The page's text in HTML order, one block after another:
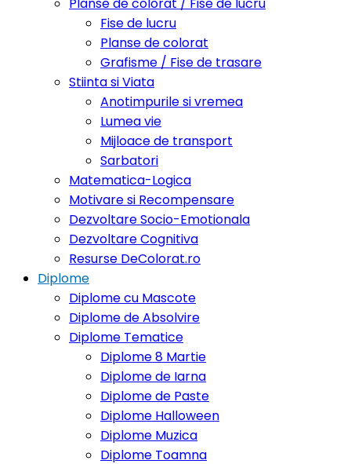
Planse de colorat / Fise de lucru
Fise de lucru
Planse de colorat
Grafisme / Fise de trasare
Stiinta si Viata
Anotimpurile si vremea
Lumea vie
Mijloace de transport
Sarbatori
Matematica-Logica
Motivare si Recompensare
Dezvoltare Socio-Emotionala
Dezvoltare Cognitiva
Resurse DeColorat.ro
Diplome
Diplome cu Mascote
Diplome de Absolvire
Diplome Tematice
Diplome 8 Martie
Diplome de Iarna
Diplome de Paste
Diplome Halloween
Diplome Muzica
Diplome Toamna